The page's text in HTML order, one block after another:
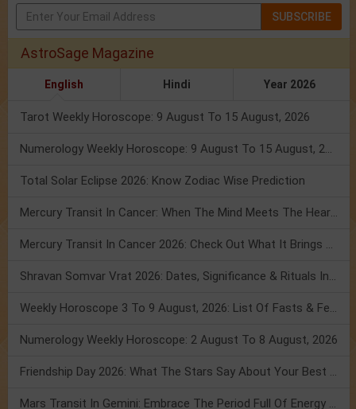
SUBSCRIBE
AstroSage Magazine
English Hindi Year 2026
Tarot Weekly Horoscope: 9 August To 15 August, 2026
Numerology Weekly Horoscope: 9 August To 15 August, 2026
Total Solar Eclipse 2026: Know Zodiac Wise Prediction
Mercury Transit In Cancer: When The Mind Meets The Heart!
Mercury Transit In Cancer 2026: Check Out What It Brings For You
Shravan Somvar Vrat 2026: Dates, Significance & Rituals In August
Weekly Horoscope 3 To 9 August, 2026: List Of Fasts & Festivals
Numerology Weekly Horoscope: 2 August To 8 August, 2026
Friendship Day 2026: What The Stars Say About Your Best Friend!
Mars Transit In Gemini: Embrace The Period Full Of Energy & Intelligence